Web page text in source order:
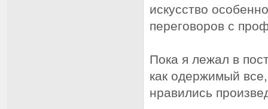
искусство
переговоров с
Пока я лежал в
как одержимый
нравились